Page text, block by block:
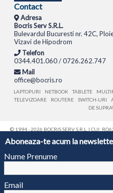
Aboneaza-te acum la
Nume Prenume
Email
Contact
Adresa
Bocris Serv S.R.L.
Bulevardul Bucuresti nr. 42C,
Vizavi de Hipodrom
Telefon
0344.401.060 / 0726.262.747
Mail
office@bocris.ro
LAPTOPURI NETBOOK TABLETE
TELEVIZOARE
ROUTERE SWITCH-URI
DE
© 1994 - 2026 BOCRIS SERV S.R.L. | CUI: